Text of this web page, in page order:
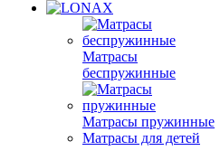
Матрасы
беспружинные
Матрасы пружинные
Матрасы для детей